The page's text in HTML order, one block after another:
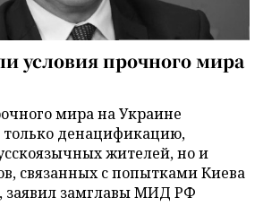
условия прочного мира
мира на Украине
только денацификацию,
жителей, но и
связанных с попытками Киева
заявил замглавы МИД РФ